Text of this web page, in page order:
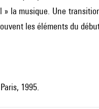
la musique. Une
les éléments du
1995.